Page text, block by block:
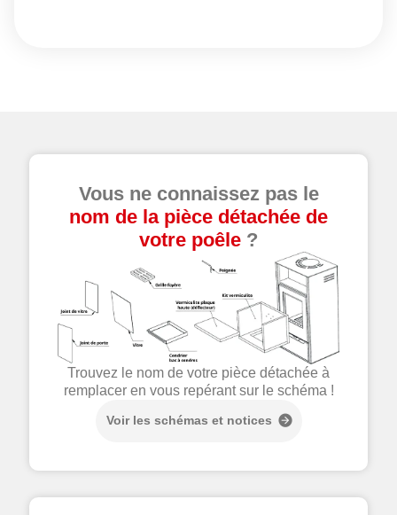
Vous ne connaissez pas le
nom de la pièce détachée de
votre poêle ?
Trouvez le nom de votre pièce détachée à
remplacer en vous repérant sur le schéma !
Voir les schémas et notices